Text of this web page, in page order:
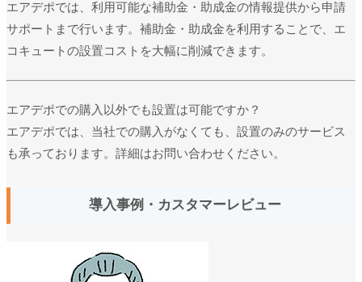
エアデポでは、利用可能な補助金・助成金の情報提供から申請
サポートまで行います。補助金・助成金を利用することで、エ
コキュートの設置コストを大幅に削減できます。
エアデポでの購入以外でも設置は可能ですか？
エアデポでは、当社での購入がなくても、設置のみのサービス
も承っております。詳細はお問い合わせください。
導入事例・カスタマーレビュー